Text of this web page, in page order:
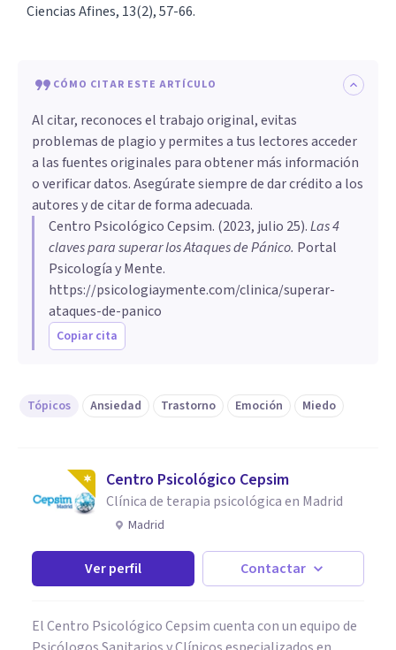
Ciencias Afines, 13(2), 57-66.
CÓMO CITAR ESTE ARTÍCULO
Al citar, reconoces el trabajo original, evitas
problemas de plagio y permites a tus lectores acceder
a las fuentes originales para obtener más información
o verificar datos. Asegúrate siempre de dar crédito a los
autores y de citar de forma adecuada.
Centro Psicológico Cepsim. (2023, julio 25).Las 4
claves para superar los Ataques de Pánico. Portal
Psicología y Mente.
https://psicologiaymente.com/clinica/superar-
ataques-de-panico
Copiar cita
Tópicos Ansiedad Trastorno Emoción Miedo
Centro Psicológico Cepsim
Clínica de terapia psicológica en Madrid
Madrid
Ver perfil Contactar
El Centro Psicológico Cepsim cuenta con un equipo de